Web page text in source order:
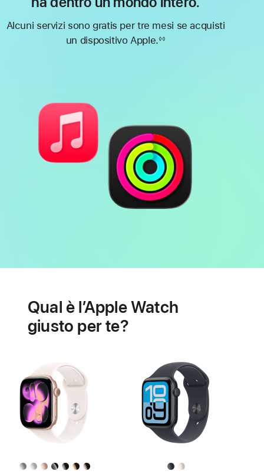
Alcuni servizi sono gratis per tre mesi se acquisti
un dispositivo Apple.◊◊
cardiaca
Qual è l’Apple Watch
giusto per te?